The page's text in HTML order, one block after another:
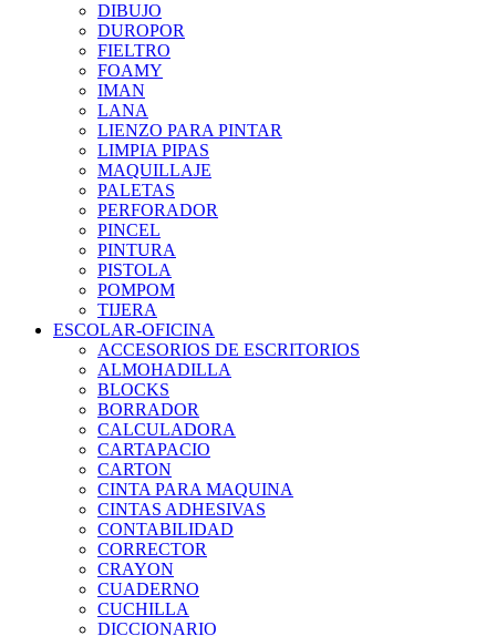
DIBUJO
DUROPOR
FIELTRO
FOAMY
IMAN
LANA
LIENZO PARA PINTAR
LIMPIA PIPAS
MAQUILLAJE
PALETAS
PERFORADOR
PINCEL
PINTURA
PISTOLA
POMPOM
TIJERA
ESCOLAR-OFICINA
ACCESORIOS DE ESCRITORIOS
ALMOHADILLA
BLOCKS
BORRADOR
CALCULADORA
CARTAPACIO
CARTON
CINTA PARA MAQUINA
CINTAS ADHESIVAS
CONTABILIDAD
CORRECTOR
CRAYON
CUADERNO
CUCHILLA
DICCIONARIO